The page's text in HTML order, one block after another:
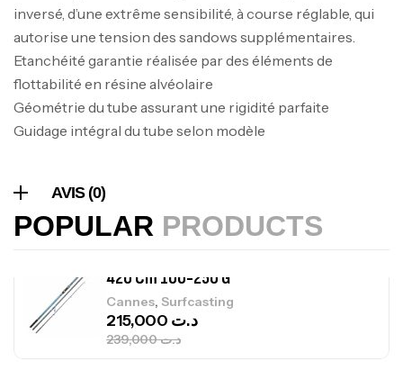
inversé, d’une extrême sensibilité, à course réglable, qui
autorise une tension des sandows supplémentaires.
Etanchéité garantie réalisée par des éléments de
flottabilité en résine alvéolaire
Géométrie du tube assurant une rigidité parfaite
Guidage intégral du tube selon modèle
AVIS (0)
POPULAR PRODUCTS
Foureau Kalli Kunnan Funda 1.70m
Expanded
Bagagerie ,Surfcasting
د.ت420,000
د.ت378,000
Accastillage bateau
د.ت367,000
420 Cm 100-250 G
Cannes, Surfcasting
د.ت239,000
د.ت